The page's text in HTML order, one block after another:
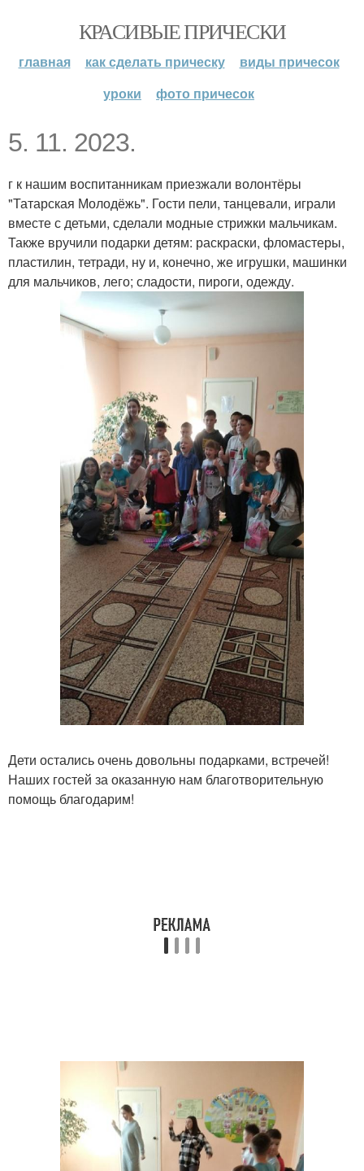
КРАСИВЫЕ ПРИЧЕСКИ
главная как сделать прическу
виды причесок
уроки
фото причесок
5. 11. 2023.
г к нашим воспитанникам приезжали волонтёры
"Татарская Молодёжь". Гости пели, танцевали, играли
вместе с детьми, сделали модные стрижки мальчикам.
Также вручили подарки детям: раскраски, фломастеры,
пластилин, тетради, ну и, конечно, же игрушки, машинки
для мальчиков, лего; сладости, пироги, одежду.
Дети остались очень довольны подарками, встречей!
Наших гостей за оказанную нам благотворительную
помощь благодарим!